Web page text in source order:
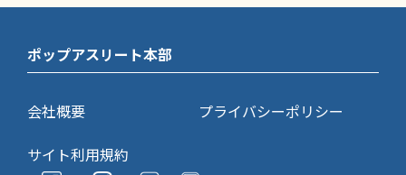
ポップアスリート本部
会社概要
プライバシーポリシー
サイト利用規約